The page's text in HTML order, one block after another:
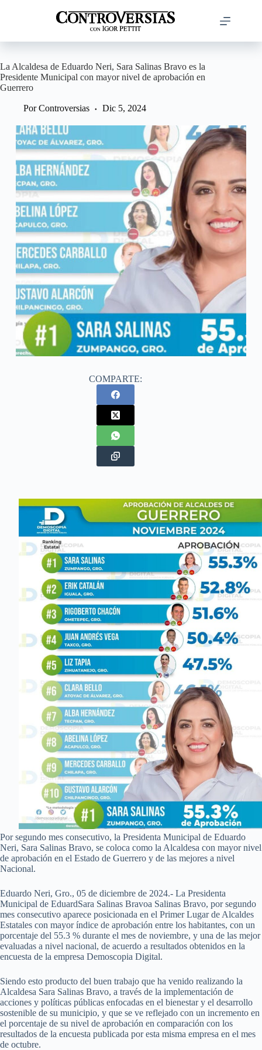
La Alcaldesa de Eduardo Neri, Sara Salinas Bravo es la
Presidente Municipal con mayor nivel de aprobación en
Guerrero
Por Controversias Dic 5, 2024
COMPARTE:
Por segundo mes consecutivo, la Presidenta Municipal de Eduardo
Neri, Sara Salinas Bravo, se coloca como la Alcaldesa con mayor nivel
de aprobación en el Estado de Guerrero y de las mejores a nivel
Nacional.
Eduardo Neri, Gro., 05 de diciembre de 2024.- La Presidenta
Municipal de EduardSara Salinas Bravoa Salinas Bravo, por segundo
mes consecutivo aparece posicionada en el Primer Lugar de Alcaldes
Estatales con mayor índice de aprobación entre los habitantes, con un
porcentaje del 55.3 % durante el mes de noviembre, y una de las mejor
evaluadas a nivel nacional, de acuerdo a resultados obtenidos en la
encuesta de la empresa Demoscopia Digital.
Siendo esto producto del buen trabajo que ha venido realizando la
Alcaldesa Sara Salinas Bravo, a través de la implementación de
acciones y políticas públicas enfocadas en el bienestar y el desarrollo
sostenible de su municipio, y que se ve reflejado con un incremento en
el porcentaje de su nivel de aprobación en comparación con los
resultados de la encuesta publicada por esta misma empresa en el mes
de octubre.